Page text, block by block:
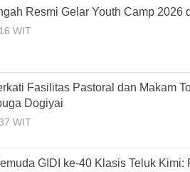
Resmi Gelar Youth Camp 2026
WIT
Fasilitas Pastoral dan Makam
Dogiyai
WIT
GIDI ke-40 Klasis Teluk Kimi: